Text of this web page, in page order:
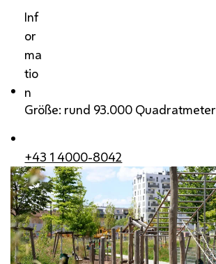
Inf
or
ma
tio
n
Größe: rund 93.000 Quadratmeter
+43 1 4000-8042